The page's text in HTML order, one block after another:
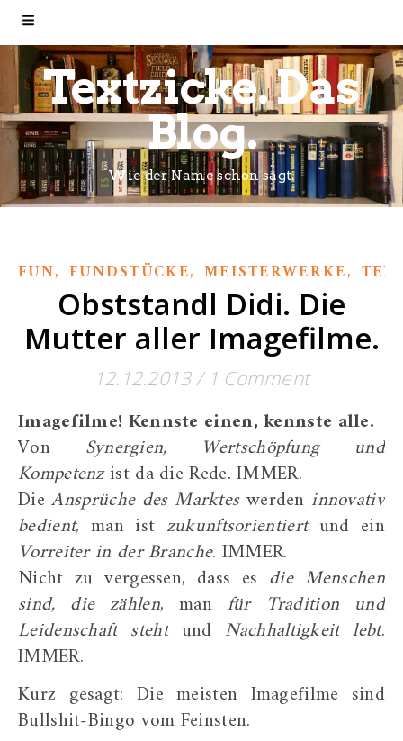
Textzicke. Das
Blog.
Wie der Name schon sagt.
FUN, FUNDSTÜCKE, MEISTERWERKE,
Obststandl Didi. Die
Mutter aller Imagefilme.
12.12.2013/ 1 Comment
Imagefilme! Kennste einen, kennste alle.
Von Synergien, Wertschöpfung und
Kompetenzist da die Rede. IMMER.
DieAnsprüche des Markteswerden innovativ
bedient, man ist zukunftsorientiertund ein
Vorreiter in der Branche. IMMER.
Nicht zu vergessen, dass es die Menschen
sind, die zählen, man für Tradition und
Leidenschaft stehtund Nachhaltigkeit lebt.
IMMER.
Kurz gesagt: Die meisten Imagefilme sind
Bullshit-Bingo vom Feinsten.